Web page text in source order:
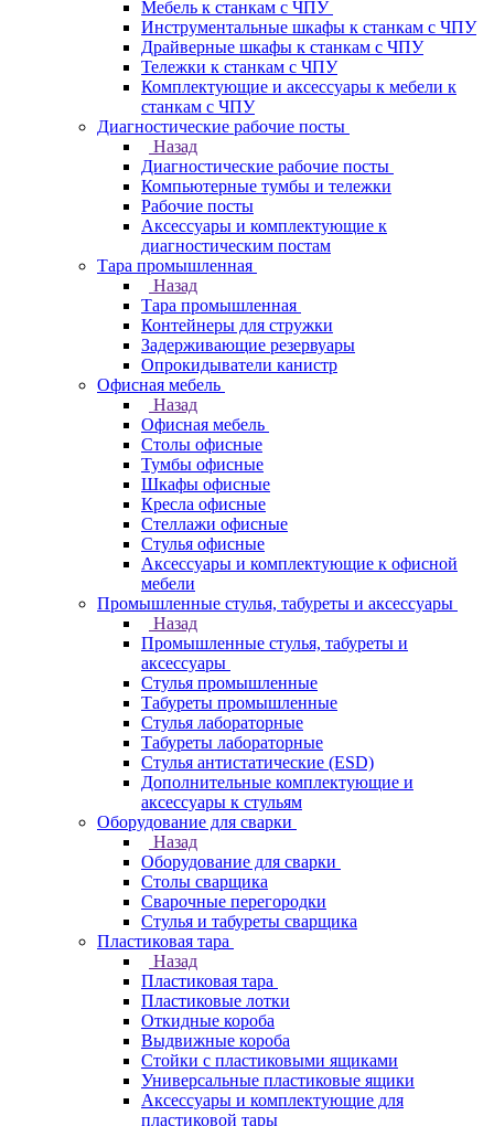
Мебель к станкам с ЧПУ
Инструментальные шкафы к станкам с ЧПУ
Драйверные шкафы к станкам с ЧПУ
Тележки к станкам с ЧПУ
Комплектующие и аксессуары к мебели к
станкам с ЧПУ
Диагностические рабочие посты
Назад
Диагностические рабочие посты
Компьютерные тумбы и тележки
Рабочие посты
Аксессуары и комплектующие к
диагностическим постам
Тара промышленная
Назад
Тара промышленная
Контейнеры для стружки
Задерживающие резервуары
Опрокидыватели канистр
Офисная мебель
Назад
Офисная мебель
Столы офисные
Тумбы офисные
Шкафы офисные
Кресла офисные
Стеллажи офисные
Стулья офисные
Аксессуары и комплектующие к офисной
мебели
Промышленные стулья, табуреты и аксессуары
Назад
Промышленные стулья, табуреты и
аксессуары
Стулья промышленные
Табуреты промышленные
Стулья лабораторные
Табуреты лабораторные
Стулья антистатические (ESD)
Дополнительные комплектующие и
аксессуары к стульям
Оборудование для сварки
Назад
Оборудование для сварки
Столы сварщика
Сварочные перегородки
Стулья и табуреты сварщика
Пластиковая тара
Назад
Пластиковая тара
Пластиковые лотки
Откидные короба
Выдвижные короба
Стойки с пластиковыми ящиками
Универсальные пластиковые ящики
Аксессуары и комплектующие для
пластиковой тары